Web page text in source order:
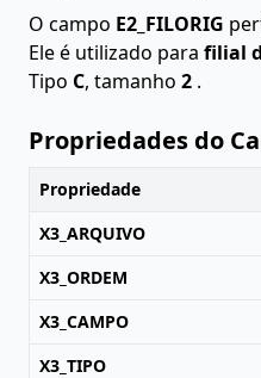
O campo E2_FILORIG
Ele é utilizado para filial
Tipo C, tamanho 2 .
Propriedades do
Propriedade
X3_ARQUIVO
X3_ORDEM
X3_CAMPO
X3_TIPO